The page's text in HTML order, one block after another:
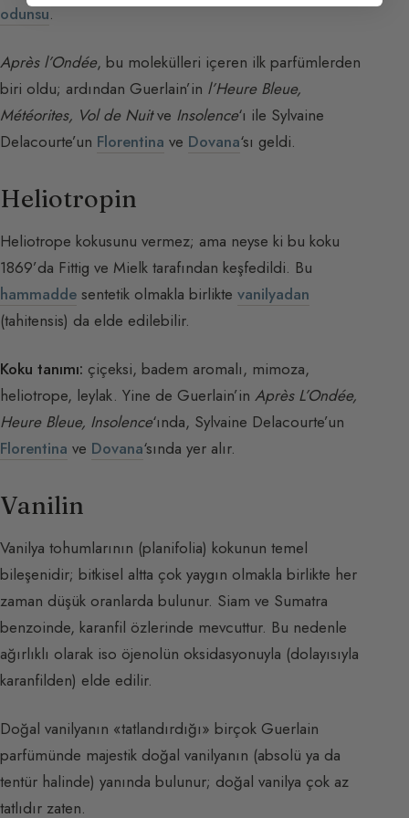
odunsu.
Après l’Ondée, bu molekülleri içeren ilk parfümlerden
biri oldu; ardından Guerlain’in l’Heure Bleue,
Météorites, Vol de Nuitve Insolence‘ı ile Sylvaine
Delacourte’un Florentina ve Dovana‘sı geldi.
Heliotropin
Heliotrope kokusunu vermez; ama neyse ki bu koku
1869’da Fittig ve Mielk tarafından keşfedildi. Bu
hammadde sentetik olmakla birlikte vanilyadan
(tahitensis) da elde edilebilir.
Koku tanımı: çiçeksi, badem aromalı, mimoza,
heliotrope, leylak. Yine de Guerlain’in Après L’Ondée,
Heure Bleue, Insolence‘ında, Sylvaine Delacourte’un
Florentina ve Dovana‘sında yer alır.
Vanilin
Vanilya tohumlarının (planifolia) kokunun temel
bileşenidir; bitkisel altta çok yaygın olmakla birlikte her
zaman düşük oranlarda bulunur. Siam ve Sumatra
benzoinde, karanfil özlerinde mevcuttur. Bu nedenle
ağırlıklı olarak iso öjenolün oksidasyonuyla (dolayısıyla
karanfilden) elde edilir.
Doğal vanilyanın «tatlandırdığı» birçok Guerlain
parfümünde majestik doğal vanilyanın (absolü ya da
tentür halinde) yanında bulunur; doğal vanilya çok az
tatlıdır zaten.